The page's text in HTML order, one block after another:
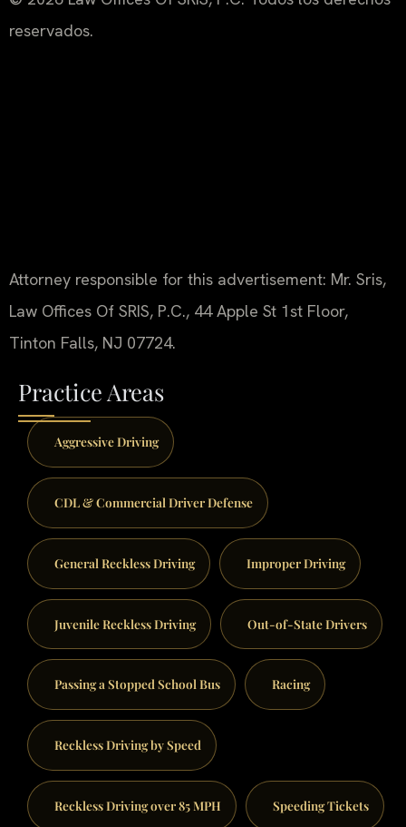
reservados.
Attorney responsible for this advertisement: Mr. Sris,
Law Offices Of SRIS, P.C., 44 Apple St 1st Floor,
Tinton Falls, NJ 07724.
Practice Areas
Aggressive Driving
CDL & Commercial Driver Defense
General Reckless Driving Improper Driving
Juvenile Reckless Driving Out-of-State Drivers
Passing a Stopped School Bus Racing
Reckless Driving by Speed
Reckless Driving over 85 MPH Speeding Tickets